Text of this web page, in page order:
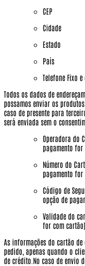
CEP
Cidade
Estado
País
Telefone Fixo
Todos os dados de
possamos enviar os
caso de presente para
será enviada sem o
Operadora do
pagamento
Número do
pagamento
Código de
opção de
Validade do
for com cartão)
As informações do cartão
pedido, apenas quando o
de crédito.No caso de envio